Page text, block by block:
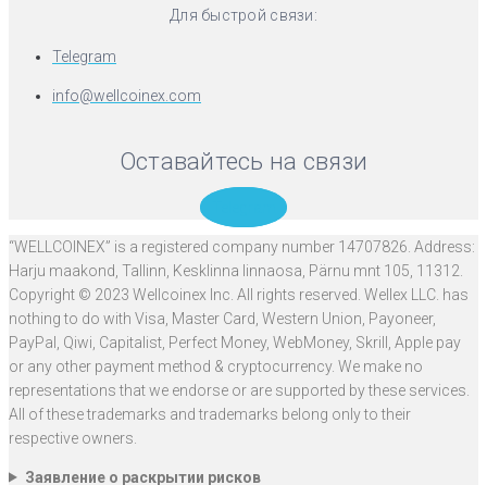
Для быстрой связи:
Telegram
info@wellcoinex.com
Оставайтесь на связи
“WELLCOINEX” is a registered company number 14707826. Address:
Harju maakond, Tallinn, Kesklinna linnaosa, Pärnu mnt 105, 11312.
Copyright © 2023 Wellcoinex Inc. All rights reserved. Wellex LLC. has
nothing to do with Visa, Master Card, Western Union, Payoneer,
PayPal, Qiwi, Capitalist, Perfect Money, WebMoney, Skrill, Apple pay
or any other payment method & cryptocurrency. We make no
representations that we endorse or are supported by these services.
All of these trademarks and trademarks belong only to their
respective owners.
Заявление о раскрытии рисков